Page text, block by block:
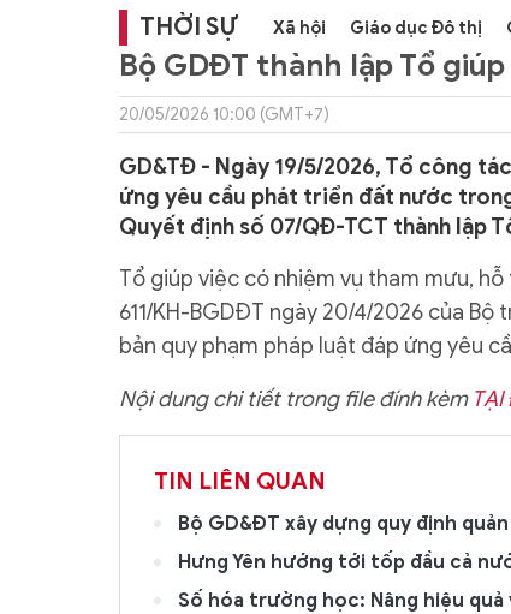
THỜI SỰ Xã hội Giáo dục Đô thị
Bộ GDĐT thành lập Tổ
20/05/2026 10:00 (GMT+7)
GD&TĐ - Ngày 19/5/2026, Tổ công
ứng yêu cầu phát triển đất nước
Quyết định số 07/QĐ-TCT thành lập
Tổ giúp việc có nhiệm vụ tham mưu,
611/KH-BGDĐT ngày 20/4/2026 của
bản quy phạm pháp luật đáp ứng yêu
Nội dung chi tiết trong file đính kèm TẠI
TIN LIÊN QUAN
Bộ GD&ĐT xây dựng quy định
Hưng Yên hướng tới tốp đầu cả
Số hóa trường học: Nâng hiệu